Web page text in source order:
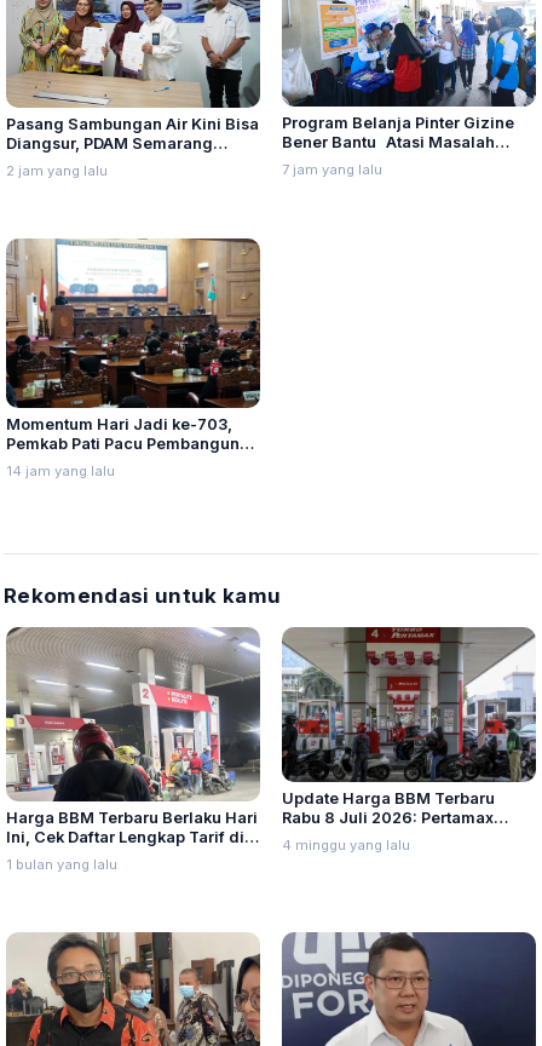
Pasang Sambungan Air Kini Bisa
Diangsur, PDAM Semarang
Gadeng Bank Jateng Syariah
2 jam yang lalu
Program Belanja Pinter Gizine
Bener Bantu Atasi Masalah
Stunting di Kudus
7 jam yang lalu
Momentum Hari Jadi ke-703,
Pemkab Pati Pacu Pembangunan
Daerah
14 jam yang lalu
Rekomendasi untuk kamu
Harga BBM Terbaru Berlaku Hari
Ini, Cek Daftar Lengkap Tarif di
Seluruh Indonesia
1 bulan yang lalu
Update Harga BBM Terbaru
Rabu 8 Juli 2026: Pertamax
Turbo, Dexlite, dan Pertamina
Dex Turun
4 minggu yang lalu